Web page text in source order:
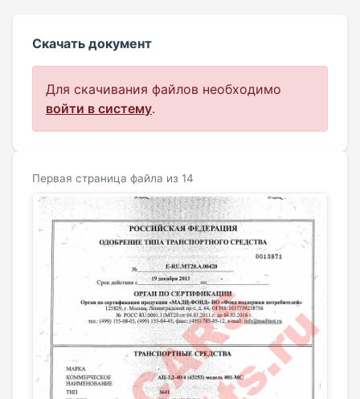
Скачать документ
Для скачивания файлов необходимо
войти в систему.
Первая страница файла из 14